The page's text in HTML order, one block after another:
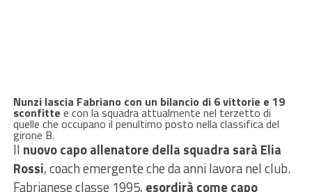
Nunzi lascia Fabriano con un bilancio di 6 vittorie e 19
sconfitte e con la squadra attualmente nel terzetto di
quelle che occupano il penultimo posto nella classifica del
girone B.
Il nuovo capo allenatore della squadra sarà Elia
Rossi, coach emergente che da anni lavora nel club.
Fabrianese classe 1995, esordirà come capo